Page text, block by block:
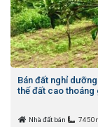
Bán đất nghỉ
thế đất cao thoáng
Nhà đất bán